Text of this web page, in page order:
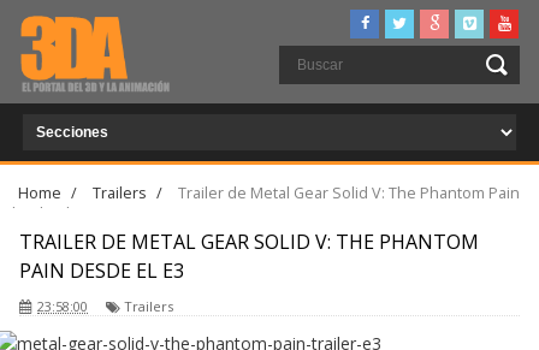
Home / Trailers /
Trailer de Metal Gear Solid V: The Phantom Pain
desde el E3
TRAILER DE METAL GEAR SOLID V: THE PHANTOM
PAIN DESDE EL E3
23:58:00 Trailers